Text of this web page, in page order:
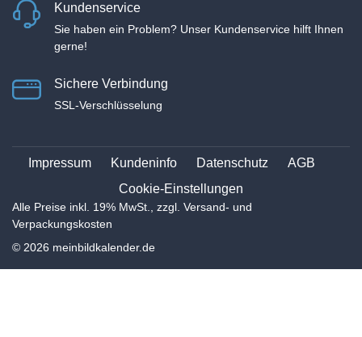
Kundenservice
Sie haben ein Problem? Unser Kundenservice hilft Ihnen
gerne!
Sichere Verbindung
SSL-Verschlüsselung
Impressum Kundeninfo Datenschutz
AGB
Cookie-Einstellungen
Alle Preise inkl. 19% MwSt., zzgl. Versand- und
Verpackungskosten
© 2026 meinbildkalender.de